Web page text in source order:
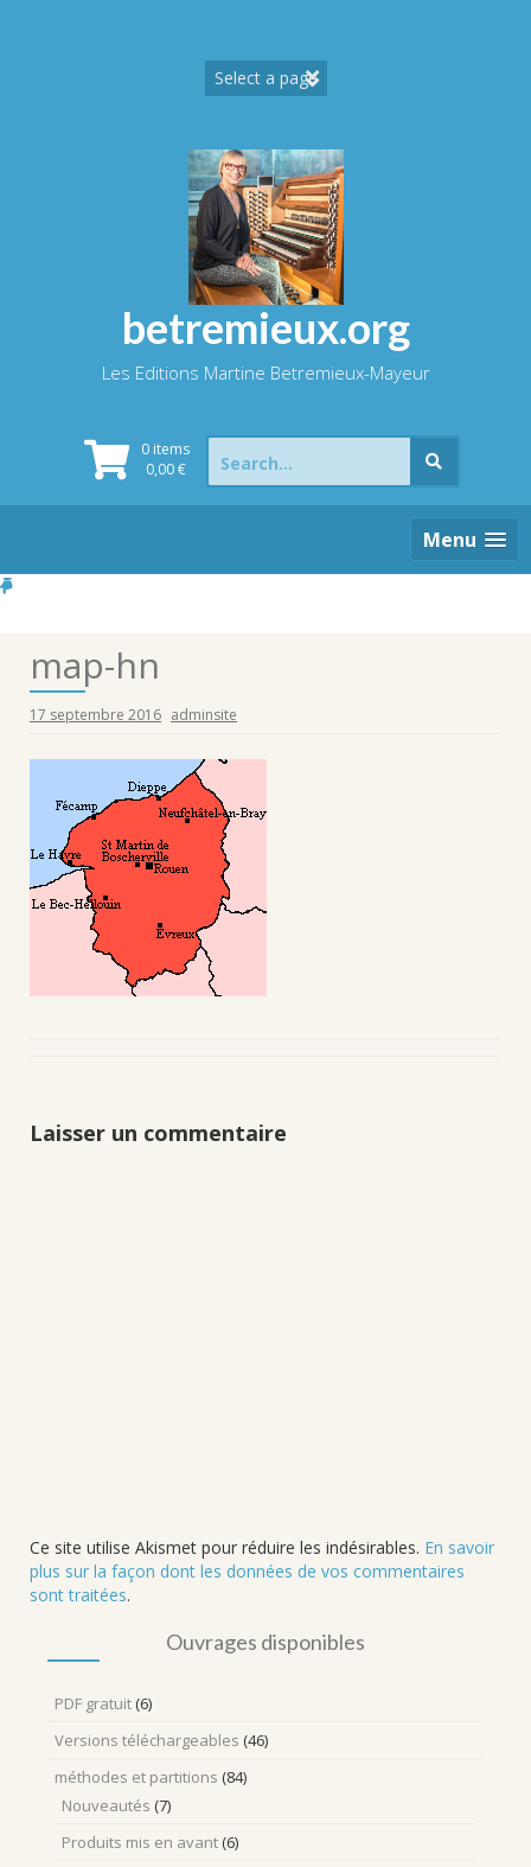
betremieux.org
Les Editions Martine Betremieux-Mayeur
0 items
0,00€
Search
for:
Menu
map-hn
17 septembre 2016 adminsite
Laisser un commentaire
Ce site utilise Akismet pour réduire les indésirables. En savoir
plus sur la façon dont les données de vos commentaires
sont traitées.
Ouvrages disponibles
PDF gratuit (6)
Versions téléchargeables (46)
méthodes et partitions (84)
Nouveautés (7)
Produits mis en avant (6)